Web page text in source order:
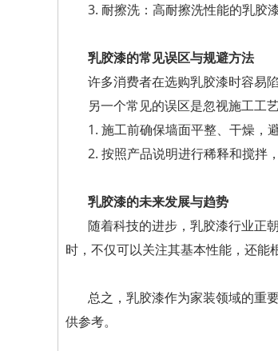
3. 耐擦洗：高耐擦洗性能的乳胶
乳胶漆的常见误区与规避方法
许多消费者在选购乳胶漆时容易
另一个常见的误区是忽视施工工
1. 施工前确保墙面平整、干燥，
2. 按照产品说明进行稀释和搅拌
乳胶漆的未来发展与趋势
随着科技的进步，乳胶漆行业正
时，不仅可以关注其基本性能，还能
总之，乳胶漆作为家装领域的重
供参考。